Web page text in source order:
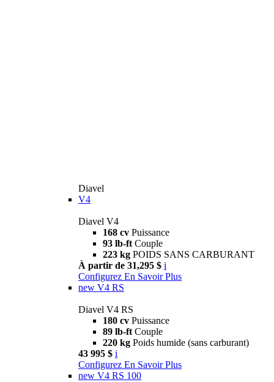
Diavel
V4
Diavel V4
168 cv Puissance
93 lb-ft Couple
223 kg POIDS SANS CARBURANT
À partir de 31,295 $ i
Configurez En Savoir Plus
new V4 RS
Diavel V4 RS
180 cv Puissance
89 lb-ft Couple
220 kg Poids humide (sans carburant)
43 995 $ i
Configurez En Savoir Plus
new V4 RS 100